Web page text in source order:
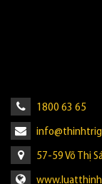
1800 63 65
57-59 Võ Thị